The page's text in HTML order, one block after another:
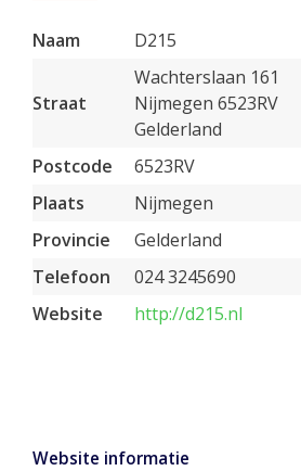
Naam D215
Straat
Wachterslaan 161
Nijmegen 6523RV
Gelderland
Postcode
6523RV
Plaats
Nijmegen
Provincie
Gelderland
Telefoon
024 3245690
Website
http://d215.nl
Website informatie